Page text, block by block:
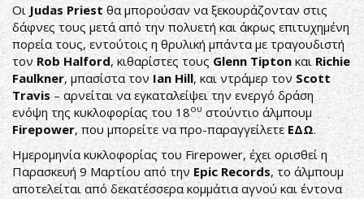
Οι JudasPriestθα μπορούσαν να ξεκουράζονταν στις
δάφνες τους μετά από την πολυετή και άκρως επιτυχημένη
πορεία τους, εντούτοις η θρυλική μπάντα με τραγουδιστή
τον Rob Halford, κιθαρίστες τουςGlennTipton καιRichie
Faulkner, μπασίστα τονIan Hill, και ντράμερ τον Scott
Travis– αρνείται να εγκαταλείψει την ενεργό δράση
ενόψη της κυκλοφορίας του 18ου στούντιο άλμπουμ
Firepower, που μπορείτε να προ-παραγγείλετε ΕΔΩ.
Ημερομηνία κυκλοφορίας του Firepower, έχει ορισθεί η
Παρασκευή 9 Μαρτίου από τηνEpicRecords, το άλμπουμ
αποτελείται από δεκατέσσερα κομμάτια αγνού και έντονα